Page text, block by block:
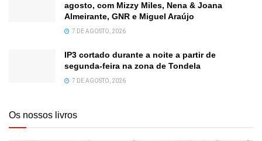
agosto, com Mizzy Miles, Nena & Joana
Almeirante, GNR e Miguel Araújo
7 DE AGOSTO, 2026
IP3 cortado durante a noite a partir de
segunda-feira na zona de Tondela
7 DE AGOSTO, 2026
Os nossos livros